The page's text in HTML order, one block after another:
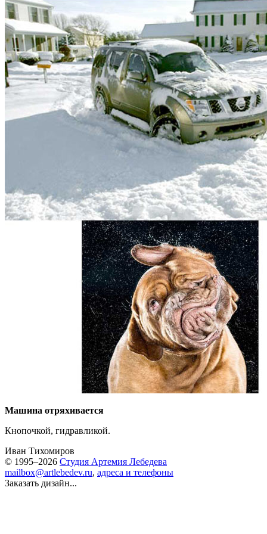
Машина отряхивается
Кнопочкой, гидравликой.
Иван Тихомиров
© 1995–2026 Студия Артемия Лебедева
mailbox@artlebedev.ru, адреса и телефоны
Заказать дизайн...